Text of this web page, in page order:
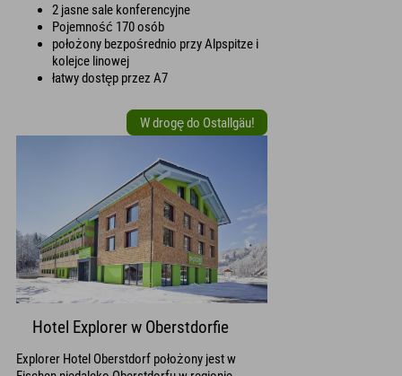
2 jasne sale konferencyjne
Pojemność 170 osób
położony bezpośrednio przy Alpspitze i
kolejce linowej
łatwy dostęp przez A7
W drogę do Ostallgäu!
Hotel Explorer w Oberstdorfie
Explorer Hotel Oberstdorf położony jest w